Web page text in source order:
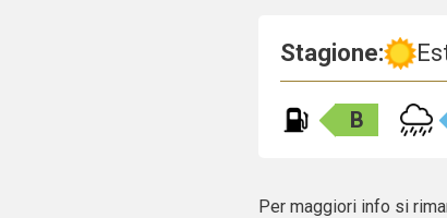
Stagione:
B
Per maggiori info si